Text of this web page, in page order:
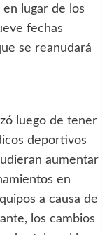
lugar de los
fechas
se reanudará
luego de tener
deportivos
aumentar
en
a causa de
los cambios